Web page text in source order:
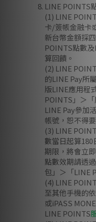
LINE POINTS
(1) LINE
卡/簽帳金融卡
新台幣金額採
POINTS點數
算回饋。
(2) LINE
的LINE Pay所
版LINE應用程
POINTS」＞
LINE Pay參加
帳號，恕不得
(3) LINE
數當日起算
期限，將會立
點數效期請透
包」＞「LINE
(4) LINE
至其他手機的
或iPASS
LINE POINTS